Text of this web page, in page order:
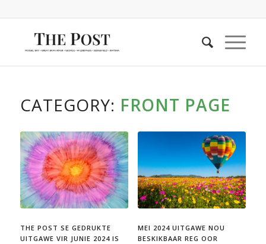
CATEGORY: FRONT PAGE
THE POST SE GEDRUKTE
UITGAWE VIR JUNIE 2024 IS
MEI 2024 UITGAWE NOU
BESKIKBAAR REG OOR